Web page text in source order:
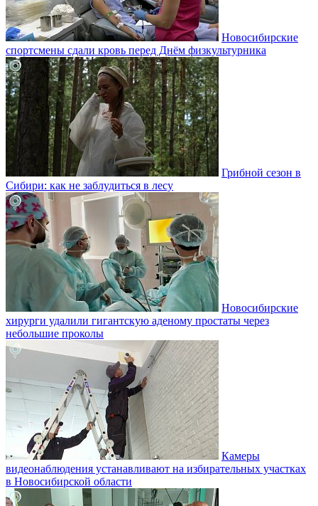
Новосибирские
спортсмены сдали кровь перед Днём физкультурника
Грибной сезон в
Сибири: как не заблудиться в лесу
Новосибирские
хирурги удалили гигантскую аденому простаты через
небольшие проколы
Камеры
видеонаблюдения устанавливают на избирательных участках
в Новосибирской области